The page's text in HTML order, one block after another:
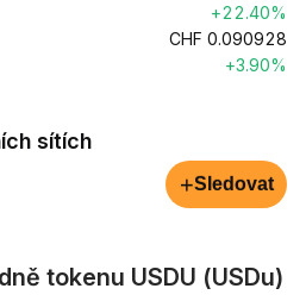
+22.40%
CHF 0.090928
+3.90%
sítích
+Sledovat
tokenu USDU (USDu)